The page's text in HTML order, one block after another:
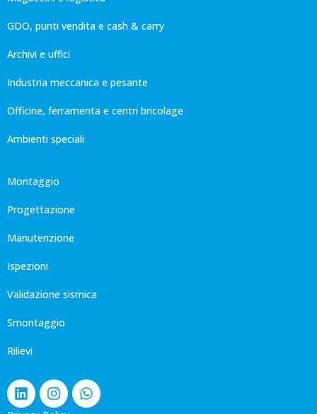
GDO, punti vendita e cash & carry
Archivi e uffici
Industria meccanica e pesante
Officine, ferramenta e centri bricolage
Ambienti speciali
Montaggio
Progettazione
Manutenzione
Ispezioni
Validazione sismica
Smontaggio
Rilievi